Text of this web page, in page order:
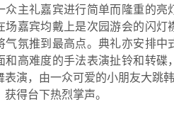
众主礼嘉宾进行简单而隆重的亮
场嘉宾均戴上是次园游会的闪灯
气氛推到最高点。典礼亦安排中
和高难度的手法表演扯铃和转碟
表演，由一众可爱的小朋友大跳
得台下热烈掌声。